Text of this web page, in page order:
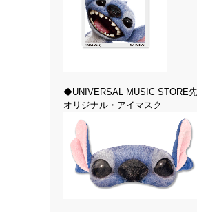
◆UNIVERSAL MUSIC STORE
オリジナル・アイマスク